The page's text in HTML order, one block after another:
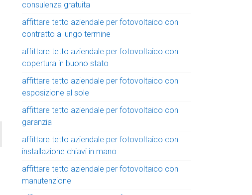
consulenza gratuita
affittare tetto aziendale per fotovoltaico con
contratto a lungo termine
affittare tetto aziendale per fotovoltaico con
copertura in buono stato
affittare tetto aziendale per fotovoltaico con
esposizione al sole
affittare tetto aziendale per fotovoltaico con
garanzia
affittare tetto aziendale per fotovoltaico con
installazione chiavi in mano
affittare tetto aziendale per fotovoltaico con
manutenzione